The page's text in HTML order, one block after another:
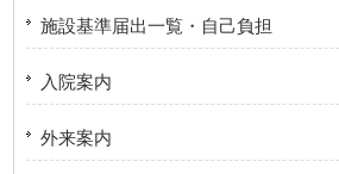
施設基準届出一覧・自己負担
入院案内
外来案内